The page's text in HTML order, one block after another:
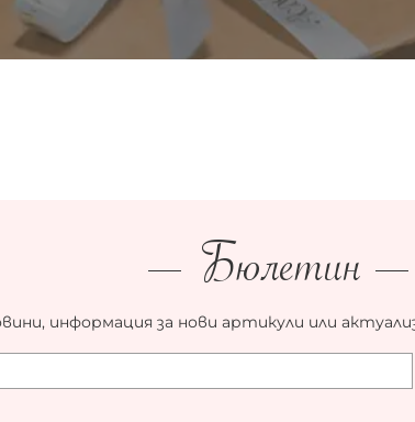
Бюлетин
информация за нови артикули или